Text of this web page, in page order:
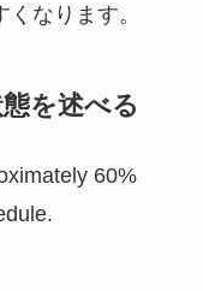
なります。
を述べる
60%